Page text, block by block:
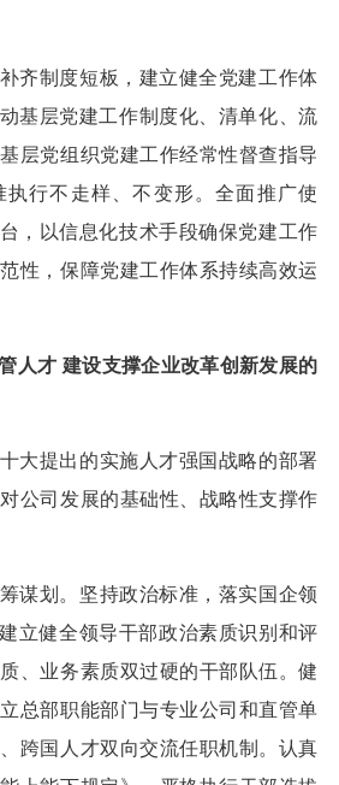
齐制度短板，建立健全党建工作体
基层党建工作制度化、清单化、流
层党组织党建工作经常性督查指导
行不走样、不变形。全面推广使
，以信息化技术手段确保党建工作
性，保障党建工作体系持续高效运
人才 建设支撑企业改革创新发展的
大提出的实施人才强国战略的部署
公司发展的基础性、战略性支撑作
谋划。坚持政治标准，落实国企领
立健全领导干部政治素质识别和评
、业务素质双过硬的干部队伍。健
总部职能部门与专业公司和直管单
跨国人才双向交流任职机制。认真